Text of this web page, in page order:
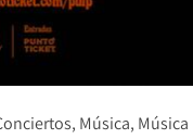
Música Música